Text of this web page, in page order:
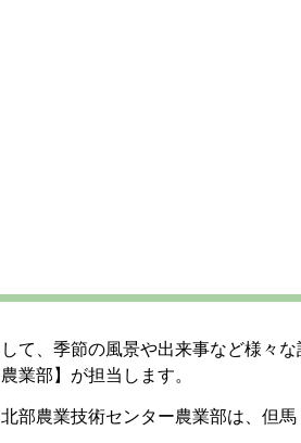
て、季節の風景や出来事など様々な
業部】が担当します。
部農業技術センター農業部は、但